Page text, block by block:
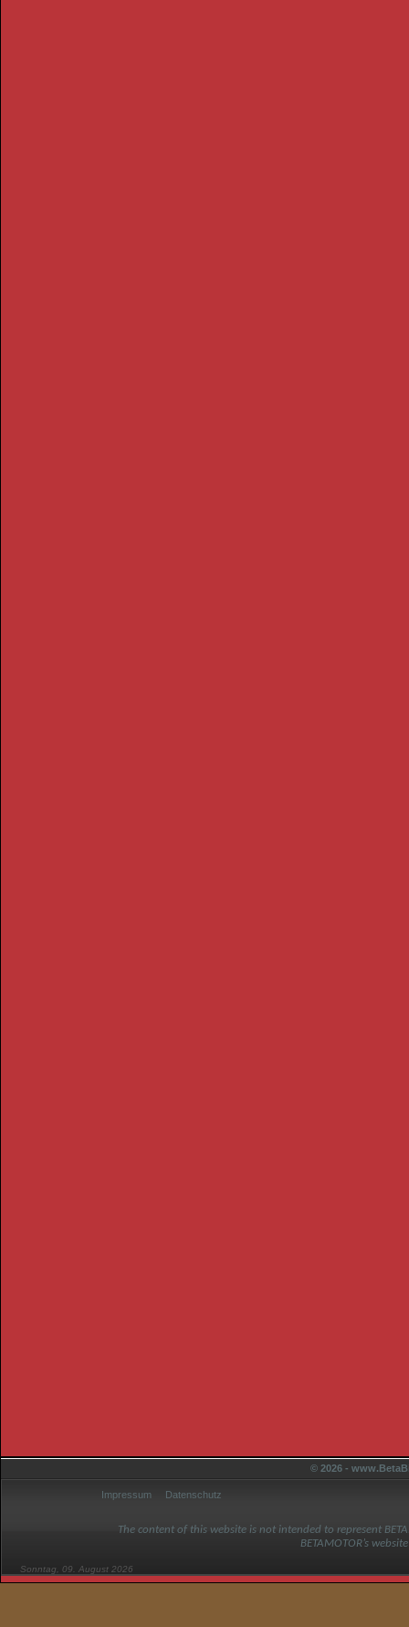
© 2026 -
Impressum Datenschutz
The content of this website is not intended to represent
BETAMOTOR’s
Sonntag, 09. August 2026